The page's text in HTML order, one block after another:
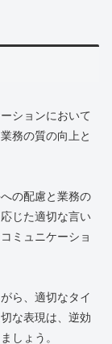
ションにおいて
務の質の向上と
の配慮と業務の
じた適切な言い
ミュニケーショ
ら、適切なタイ
な表現は、逆効
しょう。